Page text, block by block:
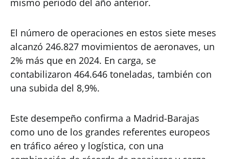
mismo periodo del año anterior.
El número de operaciones en estos siete meses
alcanzó 246.827 movimientos de aeronaves, un
2% más que en 2024. En carga, se
contabilizaron 464.646 toneladas, también con
una subida del 8,9%.
Este desempeño confirma a Madrid-Barajas
como uno de los grandes referentes europeos
en tráfico aéreo y logística, con una